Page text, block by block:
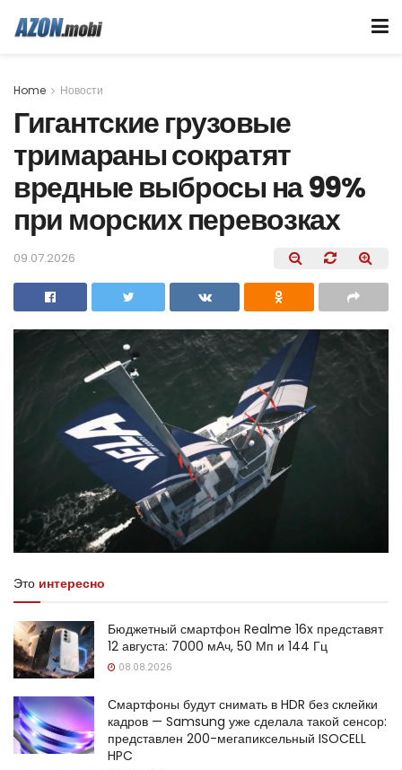
Home Новости
Гигантские грузовые
тримараны сократят
вредные выбросы на 99%
при морских перевозках
09.07.2026
Это интересно
Бюджетный смартфон Realme 16x представят
12 августа: 7000 мАч, 50 Мп и 144 Гц
08.08.2026
Смартфоны будут снимать в HDR без склейки
кадров — Samsung уже сделала такой сенсор:
представлен 200-мегапиксельный ISOCELL
HPC